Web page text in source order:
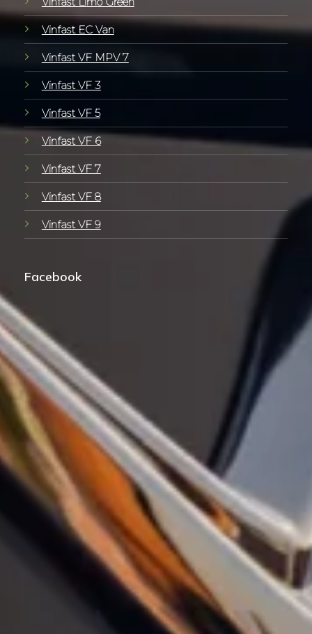
Vinfast EC Van
Vinfast VF MPV 7
Vinfast VF 3
Vinfast VF 5
Vinfast VF 6
Vinfast VF 7
Vinfast VF 8
Vinfast VF 9
Facebook